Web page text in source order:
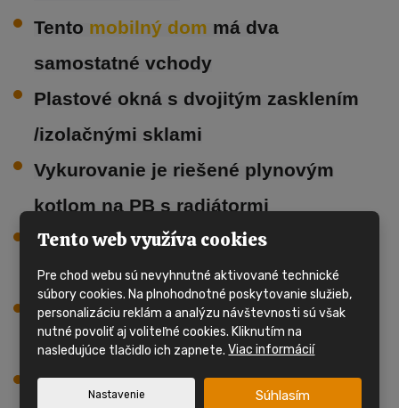
Tento mobilný dom má dva
samostatné vchody
Plastové okná s dvojitým zasklením
/izolačnými sklami
Vykurovanie je riešené plynovým
kotlom na PB s radiátormi
Obývacia izba, priestranná kuchynská
linka
Kúpeľňa so sprchovacím kútom,
umývadlom a WC
1x spálňa s úložným priestorom, 1x
Tento web využíva cookies
Pre chod webu sú nevyhnutné aktivované technické
súbory cookies. Na plnohodnotné poskytovanie služieb,
personalizáciu reklám a analýzu návštevnosti sú však
nutné povoliť aj voliteľné cookies. Kliknutím na
nasledujúce tlačidlo ich zapnete.Viac informácií
Nastavenie Súhlasím